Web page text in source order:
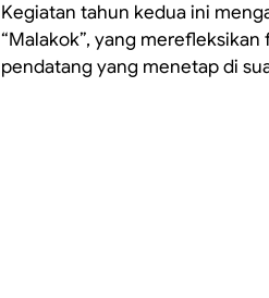
Kegiatan tahun kedua ini
“Malakok”, yang
pendatang yang menetap di